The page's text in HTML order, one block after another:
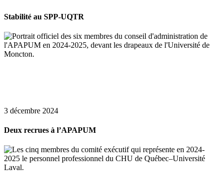
Stabilité au SPP-UQTR
3 décembre 2024
Deux recrues à l’APAPUM